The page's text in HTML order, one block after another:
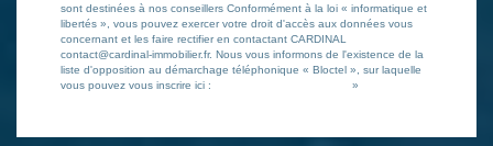
sont destinées à nos conseillers Conformément à la loi « informatique et
libertés », vous pouvez exercer votre droit d'accès aux données vous
concernant et les faire rectifier en contactant CARDINAL
contact@cardinal-immobilier.fr. Nous vous informons de l'existence de la
liste d'opposition au démarchage téléphonique « Bloctel », sur laquelle
vous pouvez vous inscrire ici :
»